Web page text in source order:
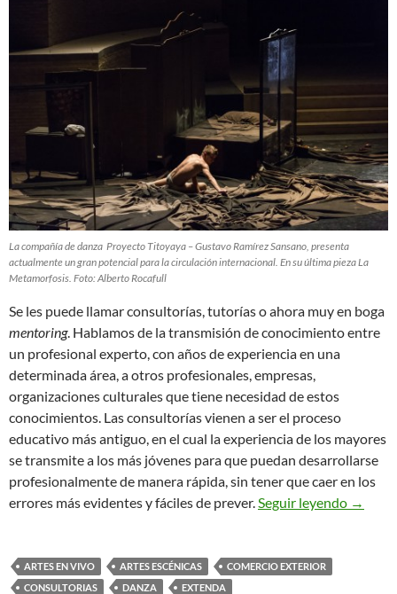
La compañía de danza Proyecto Titoyaya – Gustavo Ramírez Sansano, presenta
actualmente un gran potencial para la circulación internacional. En su última pieza La
Metamorfosis. Foto: Alberto Rocafull
Se les puede llamar consultorías, tutorías o ahora muy en boga
mentoring. Hablamos de la transmisión de conocimiento entre
un profesional experto, con años de experiencia en una
determinada área, a otros profesionales, empresas,
organizaciones culturales que tiene necesidad de estos
conocimientos. Las consultorías vienen a ser el proceso
educativo más antiguo, en el cual la experiencia de los mayores
se transmite a los más jóvenes para que puedan desarrollarse
profesionalmente de manera rápida, sin tener que caer en los
errores más evidentes y fáciles de prever.Seguir leyendo Qué
→
ARTES EN VIVO ARTES ESCÉNICAS
COMERCIO EXTERIOR
CONSULTORIAS
DANZA
EXTENDA